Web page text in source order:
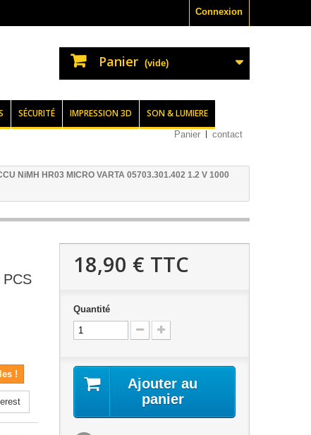
Connexion
Panier (vide)
SÉCURITÉ IMPRESSION 3D SON & LUMIERE
Panier contact
NiMH HR03 MICRO VARTA 05703.301.402 1.2 V 1000
!
18,90 € TTC
Quantité
Ajouter au
panier